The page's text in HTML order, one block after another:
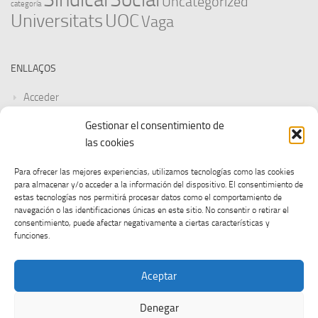
Gestionar el consentimiento de
las cookies
Para ofrecer las mejores experiencias, utilizamos tecnologías como las cookies
para almacenar y/o acceder a la información del dispositivo. El consentimiento de
estas tecnologías nos permitirá procesar datos como el comportamiento de
navegación o las identificaciones únicas en este sitio. No consentir o retirar el
consentimiento, puede afectar negativamente a ciertas características y
funciones.
Aceptar
Denegar
categoría
UniversitatsUOCVaga
ENLLAÇOS
Acceder
Feed de entradas
WordPress.org